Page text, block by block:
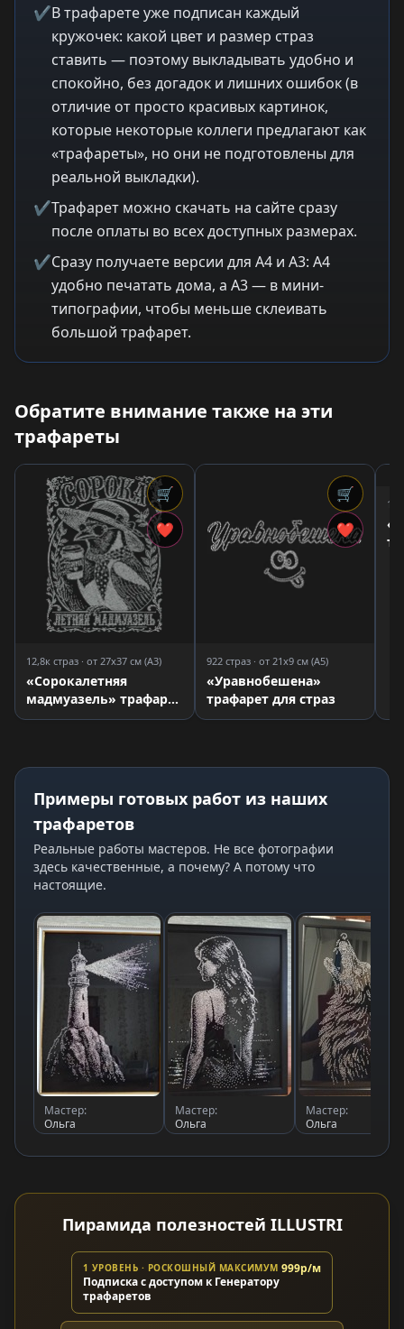
✔В трафарете уже подписан каждый
кружочек: какой цвет и размер страз
ставить — поэтому выкладывать удобно и
спокойно, без догадок и лишних ошибок (в
отличие от просто красивых картинок,
которые некоторые коллеги предлагают как
«трафареты», но они не подготовлены для
реальной выкладки).
✔Трафарет можно скачать на сайте сразу
после оплаты во всех доступных размерах.
✔Сразу получаете версии для A4 и A3: A4
удобно печатать дома, а A3 — в мини-
типографии, чтобы меньше склеивать
большой трафарет.
Обратите внимание также на эти
трафареты
🛒
❤
12,8к страз · от 27x37 см (A3)
«Сорокалетняя
мадмуазель» трафарет
для страз
🛒
❤
922 страз · от 21x9 см (A5)
«Уравнобешена»
трафарет для страз
Примеры готовых работ из наших
трафаретов
Реальные работы мастеров. Не все фотографии
здесь качественные, а почему? А потому что
настоящие.
Мастер:
Ольга
Мастер:
Ольга
Мастер:
Ольга
Пирамида полезностей ILLUSTRI
1 УРОВЕНЬ · РОСКОШНЫЙ МАКСИМУМ
Подписка с доступом к Генератору
трафаретов
999р/м